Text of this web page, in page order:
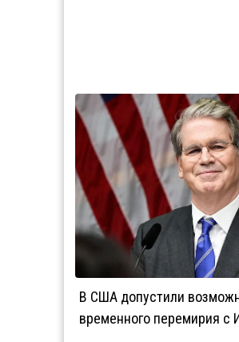
В США допустили
временного перемирия с